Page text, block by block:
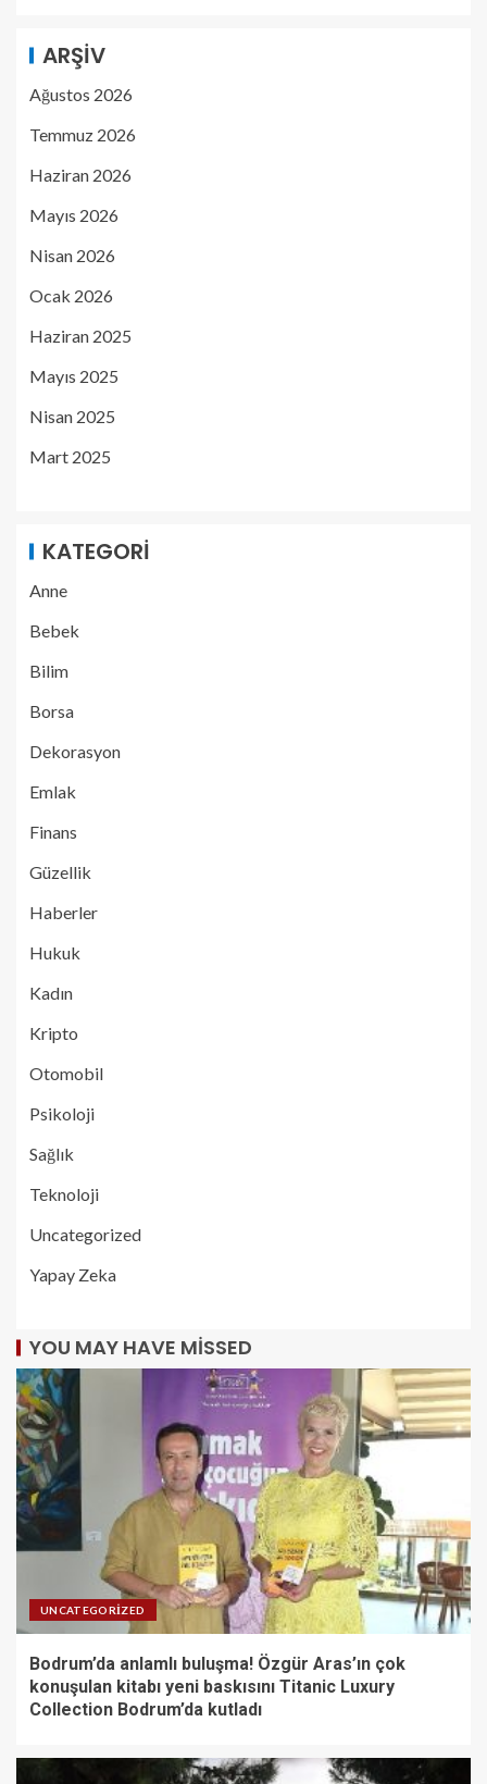
ARŞIV
Ağustos 2026
Temmuz 2026
Haziran 2026
Mayıs 2026
Nisan 2026
Ocak 2026
Haziran 2025
Mayıs 2025
Nisan 2025
Mart 2025
KATEGORI
Anne
Bebek
Bilim
Borsa
Dekorasyon
Emlak
Finans
Güzellik
Haberler
Hukuk
Kadın
Kripto
Otomobil
Psikoloji
Sağlık
Teknoloji
Uncategorized
Yapay Zeka
YOU MAY HAVE MISSED
UNCATEGORIZED
Bodrum’da anlamlı buluşma! Özgür Aras’ın çok
konuşulan kitabı yeni baskısını Titanic Luxury
Collection Bodrum’da kutladı